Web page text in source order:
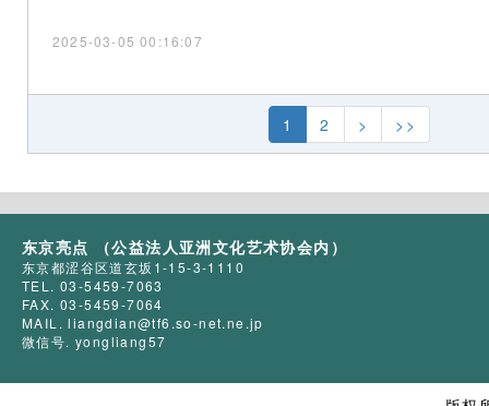
2025-03-05 00:16:07
1 2 > >>
东京亮点 （公益法人亚洲文化艺术协会内）
东京都涩谷区道玄坂1-15-3-1110
TEL. 03-5459-7063
FAX. 03-5459-7064
MAIL. liangdian@tf6.so-net.ne.jp
微信号. yongliang57